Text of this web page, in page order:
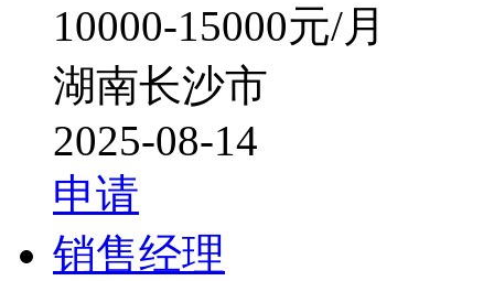
10000-15000元/月
湖南长沙市
2025-08-14
申请
销售经理